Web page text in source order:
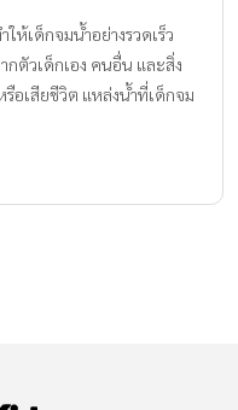
ห้เด็กจมน้ำอย่างรวดเร็ว
กตัวเด็กเอง คนอื่น และสิ่ง
อเสียชีวิต แหล่งน้ำที่เด็กจม
ภคและอุปโภคในชีวิต
องกันจะช่วยลดปัญหานี้ได้
ารณ์สุดลุ้นระทึกไว้ได้ เมื่อ
สอนลูกน้อยว่ายน้ำ หรือ